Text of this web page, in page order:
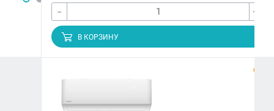
- +
В КОРЗИНУ